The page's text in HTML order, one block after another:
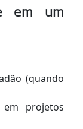
em um
(quando
projetos